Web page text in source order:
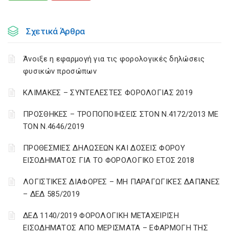
Σχετικά Άρθρα
Άνοιξε η εφαρμογή για τις φορολογικές δηλώσεις
φυσικών προσώπων
ΚΛΙΜΑΚΕΣ – ΣΥΝΤΕΛΕΣΤΕΣ ΦΟΡΟΛΟΓΙΑΣ 2019
ΠΡΟΣΘΗΚΕΣ – ΤΡΟΠΟΠΟΙΗΣΕΙΣ ΣΤΟΝ Ν.4172/2013 ΜΕ
ΤΟΝ Ν.4646/2019
ΠΡΟΘΕΣΜΙΕΣ ΔΗΛΩΣΕΩΝ ΚΑΙ ΔΟΣΕΙΣ ΦΟΡΟΥ
ΕΙΣΟΔΗΜΑΤΟΣ ΓΙΑ ΤΟ ΦΟΡΟΛΟΓΙΚΟ ΕΤΟΣ 2018
ΛΟΓΙΣΤΙΚΈΣ ΔΙΑΦΟΡΈΣ – ΜΗ ΠΑΡΑΓΩΓΙΚΈΣ ΔΑΠΆΝΕΣ
– ΔΕΔ 585/2019
ΔΕΔ 1140/2019 ΦΟΡΟΛΟΓΙΚΗ ΜΕΤΑΧΕΙΡΙΣΗ
ΕΙΣΟΔΗΜΑΤΟΣ ΑΠΟ ΜΕΡΙΣΜΑΤΑ – ΕΦΑΡΜΟΓΗ ΤΗΣ